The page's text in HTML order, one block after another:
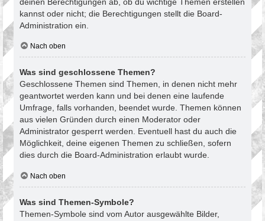
kannst oder nicht; die Berechtigungen stellt die Board-
Administration ein.
Nach oben
Was sind geschlossene Themen?
Geschlossene Themen sind Themen, in denen nicht mehr
geantwortet werden kann und bei denen eine laufende
Umfrage, falls vorhanden, beendet wurde. Themen können
aus vielen Gründen durch einen Moderator oder
Administrator gesperrt werden. Eventuell hast du auch die
Möglichkeit, deine eigenen Themen zu schließen, sofern
dies durch die Board-Administration erlaubt wurde.
Nach oben
Was sind Themen-Symbole?
Themen-Symbole sind vom Autor ausgewählte Bilder,